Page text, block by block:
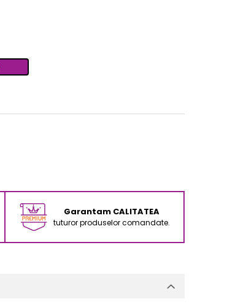
Garantam CALITATEA
tuturor produselor comandate.